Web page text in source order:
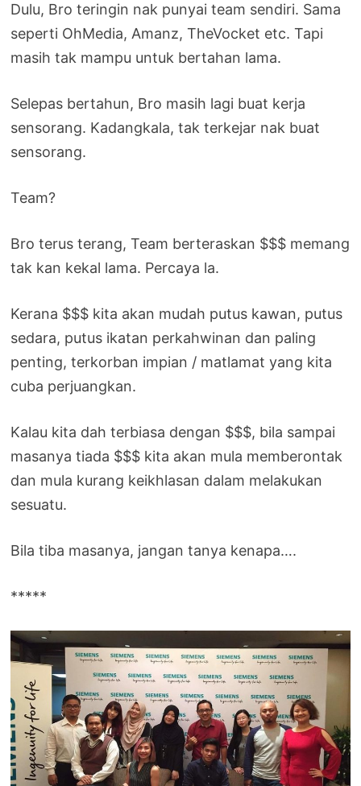
Dulu, Bro teringin nak punyai team sendiri. Sama
seperti OhMedia, Amanz, TheVocket etc. Tapi
masih tak mampu untuk bertahan lama.
Selepas bertahun, Bro masih lagi buat kerja
sensorang. Kadangkala, tak terkejar nak buat
sensorang.
Team?
Bro terus terang, Team berteraskan $$$ memang
tak kan kekal lama. Percaya la.
Kerana $$$ kita akan mudah putus kawan, putus
sedara, putus ikatan perkahwinan dan paling
penting, terkorban impian / matlamat yang kita
cuba perjuangkan.
Kalau kita dah terbiasa dengan $$$, bila sampai
masanya tiada $$$ kita akan mula memberontak
dan mula kurang keikhlasan dalam melakukan
sesuatu.
Bila tiba masanya, jangan tanya kenapa….
*****